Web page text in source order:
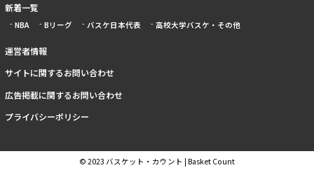
新着一覧
NBA Bリーグ バスケ日本代表 高校大学バスケ・その他
運営者情報
サイトに関するお問い合わせ
広告掲載に関するお問い合わせ
プライバシーポリシー
© 2023 バスケット・カウント | Basket Count